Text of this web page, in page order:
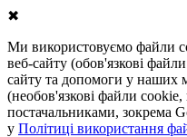
✖
Ми використовуємо файли
веб-сайту (обов'язкові
сайту та допомоги у наших
(необов'язкові файли cookie,
постачальниками, зокрема
у Політиці використання